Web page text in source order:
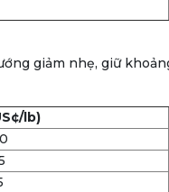
giảm nhẹ, giữ
lb)